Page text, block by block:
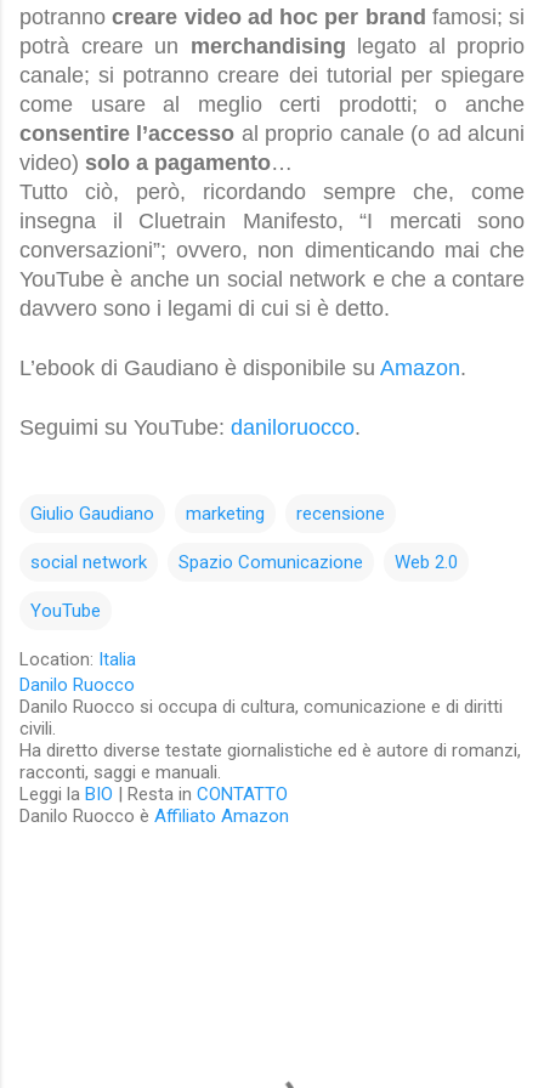
potrannocreare video ad hoc per brand famosi; si
potrà creare un merchandising
legato al proprio
canale; si potranno creare dei tutorial per spiegare
come usare al meglio certi prodotti; o anche
consentire l’accesso al proprio canale (o ad alcuni
video) solo a pagamento…
Tutto ciò, però, ricordando sempre che, come
insegna il Cluetrain Manifesto, “I mercati sono
conversazioni”; ovvero, non dimenticando mai che
YouTube è anche un social network e che a contare
davvero sono i legami di cui si è detto.
L’ebook di Gaudiano è disponibile su Amazon.
Seguimi su YouTube: daniloruocco.
Giulio Gaudiano marketing recensione
social network Spazio Comunicazione Web 2.0
YouTube
Location: Italia
Danilo Ruocco
Danilo Ruocco si occupa di cultura, comunicazione e di diritti
civili.
Ha diretto diverse testate giornalistiche ed è autore di romanzi,
racconti, saggi e manuali.
Leggi la BIO | Resta in CONTATTO
Danilo Ruocco è Affiliato Amazon